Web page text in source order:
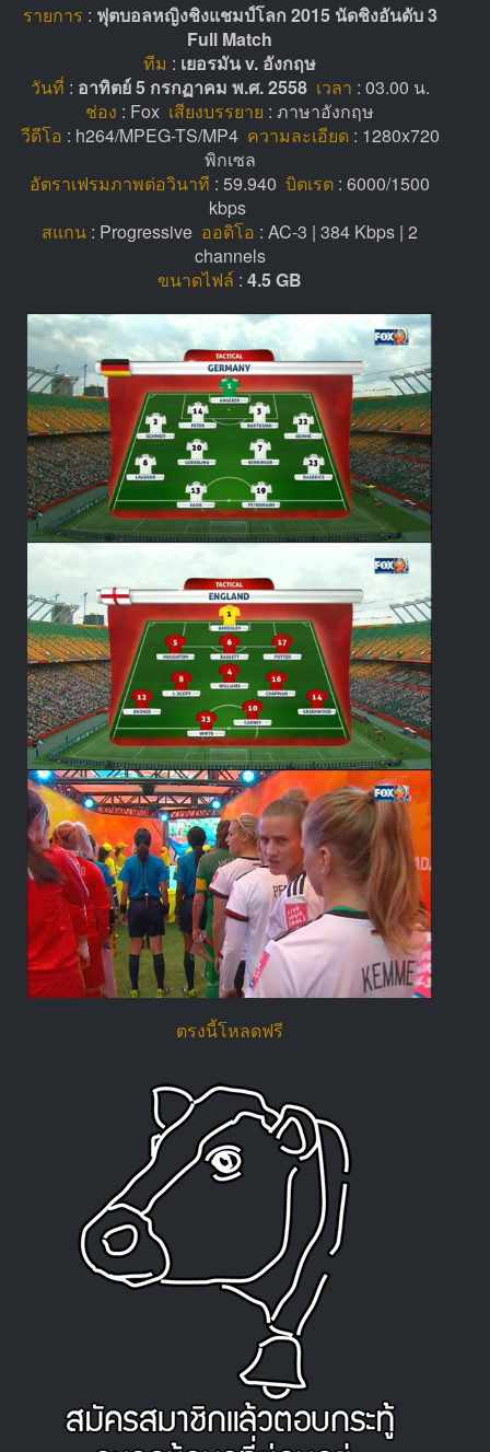
รายการ : ฟุตบอลหญิงชิงแชมป์โลก 2015 นัดชิงอันดับ 3
Full Match
ทีม : เยอรมัน v. อังกฤษ
วันที่ : อาทิตย์ 5 กรกฏาคม พ.ศ. 2558 เวลา : 03.00 น.
ช่อง : Fox เสียงบรรยาย : ภาษาอังกฤษ
วีดีโอ : h264/MPEG-TS/MP4 ความละเอียด : 1280x720
พิกเซล
อัตราเฟรมภาพต่อวินาที : 59.940 บิตเรต : 6000/1500
kbps
สแกน : Progressive ออดิโอ : AC-3 | 384 Kbps | 2
channels
ขนาดไฟล์ : 4.5 GB
ตรงนี้โหลดฟรี